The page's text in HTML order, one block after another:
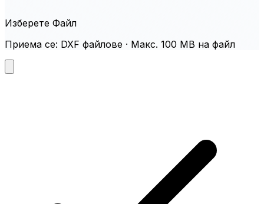
Изберете Файл
Приема се: DXF файлове · Макс. 100 MB на файл